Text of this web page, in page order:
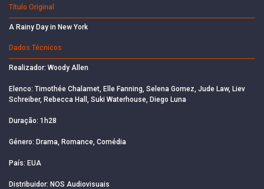
Título Original
A Rainy Day in New York
Dados Técnicos
Realizador: Woody Allen
Elenco: Timothée Chalamet, Elle Fanning, Selena Gomez, Jude Law, Liev
Schreiber, Rebecca Hall, Suki Waterhouse, Diego Luna
Duração: 1h28
Género: Drama, Romance, Comédia
País: EUA
Distribuidor: NOS Audiovisuais